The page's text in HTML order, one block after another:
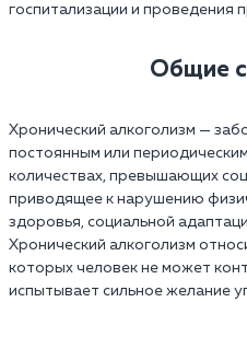
госпитализации и проведения
Общие
Хронический алкоголизм —
постоянным или
количествах, превышающих
приводящее к нарушению
здоровья, социальной
Хронический алкоголизм
которых человек не может
испытывает сильное желание